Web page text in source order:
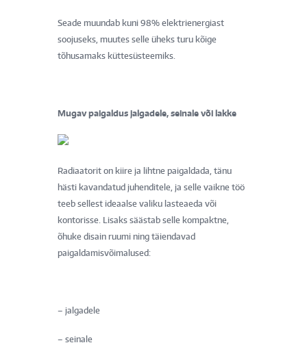
Seade muundab kuni 98% elektrienergiast
soojuseks, muutes selle üheks turu kõige
tõhusamaks küttesüsteemiks.
Mugav paigaldus jalgadele, seinale või lakke
Radiaatorit on kiire ja lihtne paigaldada, tänu
hästi kavandatud juhenditele, ja selle vaikne töö
teeb sellest ideaalse valiku lasteaeda või
kontorisse. Lisaks säästab selle kompaktne,
õhuke disain ruumi ning täiendavad
paigaldamisvõimalused:
– jalgadele
– seinale